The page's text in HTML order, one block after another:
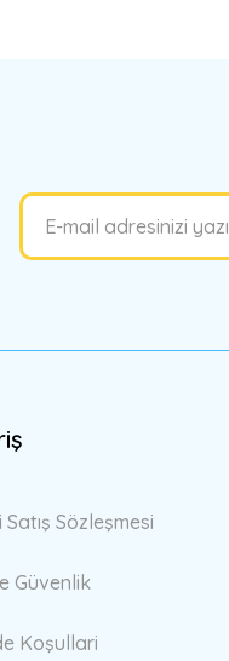
Sözleşmesi
Güvenlik
Koşullari